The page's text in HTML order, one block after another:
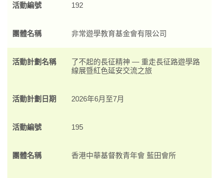
活動編號 192
團體名稱 非常遊學教育基金會有限公司
活動計劃名稱
了不起的長征精神 — 重走長征路遊學路
線展暨紅色延安交流之旅
活動計劃日期 2026年6月至7月
活動編號 195
團體名稱 香港中華基督教青年會 藍田會所